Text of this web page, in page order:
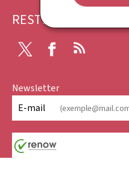
RESTEZ CONNECTÉ
Facebook
Newsletter
E-mail